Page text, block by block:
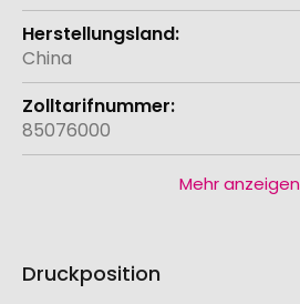
China
85076000
Mehr anzeigen
Druckposition